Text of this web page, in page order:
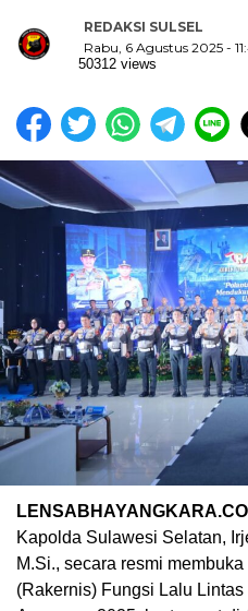
REDAKSI SULSEL
Rabu, 6 Agustus 2025 -
50312 views
Kapolda Sulawesi Selatan,
M.Si., secara resmi
(Rakernis) Fungsi Lalu